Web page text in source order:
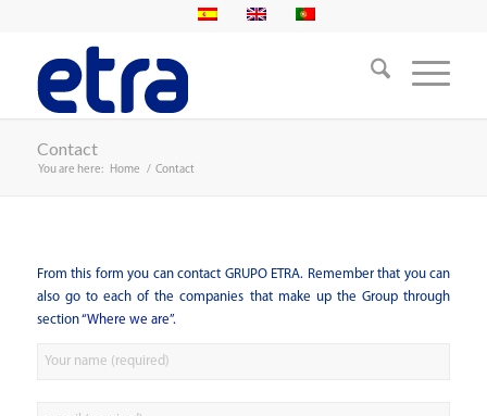
Contact
You are here: Home / Contact
From this form you can contact GRUPO ETRA. Remember that you can
also go to each of the companies that make up the Group through
section“Where we are”.